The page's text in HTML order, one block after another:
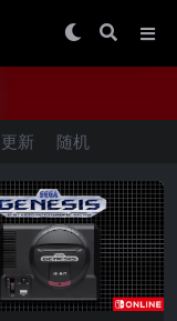
更新 随机